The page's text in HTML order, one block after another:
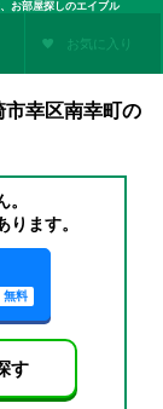
お部屋探しのエイブル
お気に入り
市幸区南幸町の
ます。
無料
す